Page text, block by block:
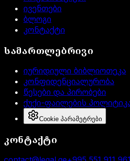
ივენთები
ბლოგი
კონტაქტი
სამართლებრივი
იურიდიული ბიბლიოთეკა
კონფიდენციალურობა
წესები და პირობები
ქუქი-ფაილების
Cookie პარამეტრები
კონტაქტი